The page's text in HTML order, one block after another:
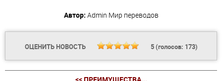
Автор: Admin Мир переводов
ОЦЕНИТЬ НОВОСТЬ 5(голосов: 173)